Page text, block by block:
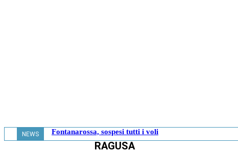
NEWS Fontanarossa, sospesi tutti i voli
RAGUSA